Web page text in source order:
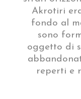
Akrotiri
fondo al
sono
oggetto di
reperti e